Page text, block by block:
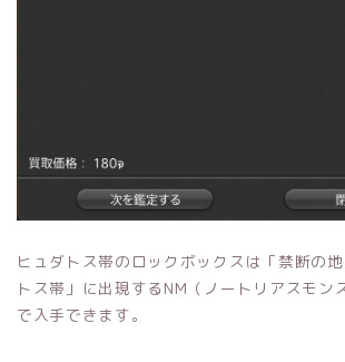
ヒュダトス帯のロックボックスは「禁断の
トス帯」に出現するNM（ノートリアスモン
で入手できます。